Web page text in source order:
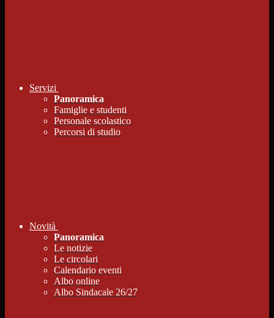
Servizi
Panoramica
Famiglie e studenti
Personale scolastico
Percorsi di studio
Novità
Panoramica
Le notizie
Le circolari
Calendario eventi
Albo online
Albo Sindacale 26/27